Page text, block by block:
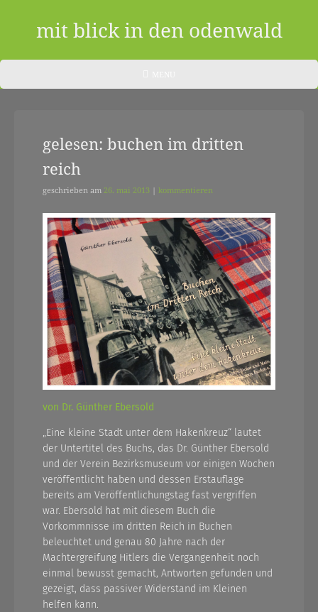
mit blick in den odenwald
blog
dem
odenwald
zwischendurch
nebenher…
gelesen: buchen im dritten
reich
geschrieben am 26. mai 2013 | kommentieren
von Dr. Günther Ebersold
„Eine kleine Stadt unter dem Hakenkreuz“ lautet
der Untertitel des Buchs, das Dr. Günther Ebersold
und der Verein Bezirksmuseum vor einigen Wochen
veröffentlicht haben und dessen Erstauflage
bereits am Veröffentlichungstag fast vergriffen
war. Ebersold hat mit diesem Buch die
Vorkommnisse im dritten Reich in Buchen
beleuchtet und genau 80 Jahre nach der
Machtergreifung Hitlers die Vergangenheit noch
einmal bewusst gemacht, Antworten gefunden und
gezeigt, dass passiver Widerstand im Kleinen
helfen kann.